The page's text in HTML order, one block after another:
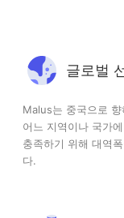
글로벌
Malus는 중국으로
어느 지역이나 국가
충족하기 위해 대역
다.